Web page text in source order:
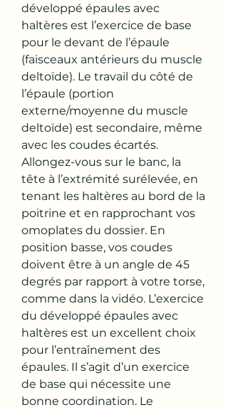
développé épaules avec
haltères est l’exercice de base
pour le devant de l’épaule
(faisceaux antérieurs du muscle
deltoïde). Le travail du côté de
l’épaule (portion
externe/moyenne du muscle
deltoïde) est secondaire, même
avec les coudes écartés.
Allongez-vous sur le banc, la
tête à l’extrémité surélevée, en
tenant les haltères au bord de la
poitrine et en rapprochant vos
omoplates du dossier. En
position basse, vos coudes
doivent être à un angle de 45
degrés par rapport à votre torse,
comme dans la vidéo. L’exercice
du développé épaules avec
haltères est un excellent choix
pour l’entraînement des
épaules. Il s’agit d’un exercice
de base qui nécessite une
bonne coordination. Le